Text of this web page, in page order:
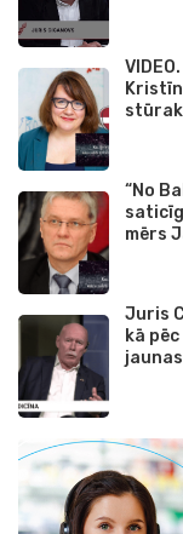
“No
mērs
Juris
kā